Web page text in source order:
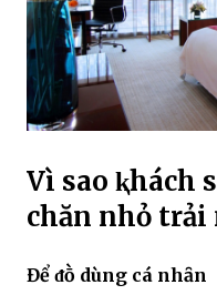
Vì sao ⱪhách
chăn nhỏ
Để ᵭṑ dùng cá nhȃn